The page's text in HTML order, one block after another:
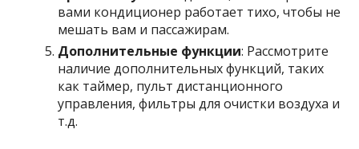
вами кондиционер работает тихо, чтобы не
мешать вам и пассажирам.
Дополнительные функции: Рассмотрите
наличие дополнительных функций, таких
как таймер, пульт дистанционного
управления, фильтры для очистки воздуха и
т.д.